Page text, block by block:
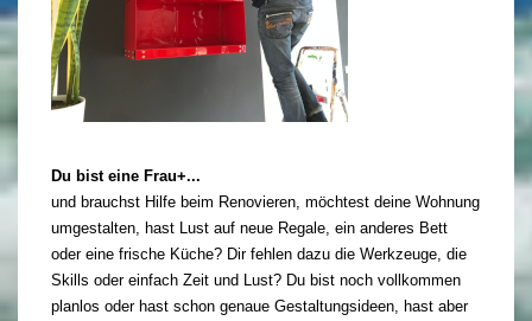
Du bist eine Frau+...
und brauchst Hilfe beim Renovieren, möchtest deine Wohnung
umgestalten, hast Lust auf neue Regale, ein anderes Bett
oder eine frische Küche? Dir fehlen dazu die Werkzeuge, die
Skills oder einfach Zeit und Lust? Du bist noch vollkommen
planlos oder hast schon genaue Gestaltungsideen, hast aber